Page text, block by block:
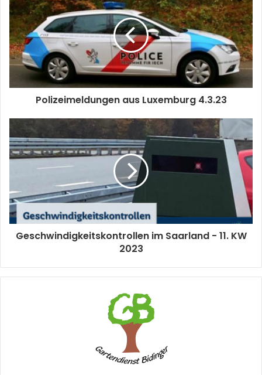
Polizeimeldungen aus Luxemburg 4.3.23
Geschwindigkeitskontrollen im Saarland - 11. KW
2023